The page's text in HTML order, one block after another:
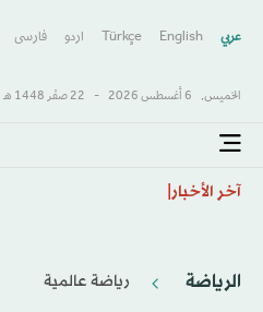
عربي English
Türkçe اردو فارسى
الخميس, 6 أغسطس 2026 - 22 صفَر 1448 هـ
آخر الأخبار
الرياضة رياضة عالمية